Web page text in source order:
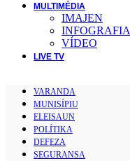
MULTIMÉDIA
IMAJEN
INFOGRAFIA
VÍDEO
LIVE TV
VARANDA
MUNISÍPIU
ELEISAUN
POLÍTIKA
DEFEZA
SEGURANSA